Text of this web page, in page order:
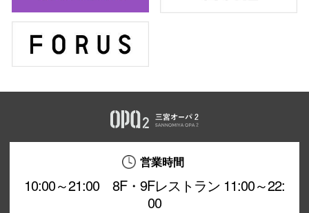
営業時間
10:00～21:00 8F・9Fレストラン 11:00～22:
00